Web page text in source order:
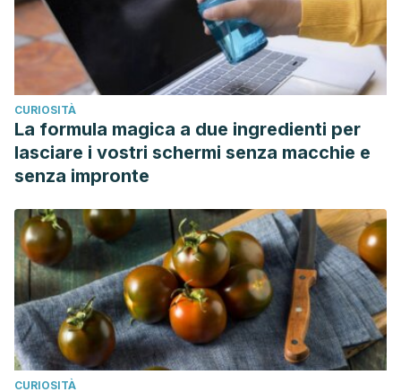
CURIOSITÀ
La formula magica a due ingredienti per
lasciare i vostri schermi senza macchie e
senza impronte
CURIOSITÀ